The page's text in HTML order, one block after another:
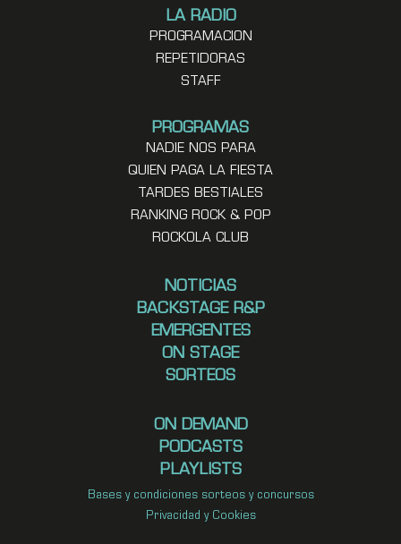
LA RADIO
PROGRAMACION
REPETIDORAS
STAFF
PROGRAMAS
NADIE NOS PARA
QUIEN PAGA LA FIESTA
TARDES BESTIALES
RANKING ROCK & POP
ROCKOLA CLUB
NOTICIAS
BACKSTAGE R&P
EMERGENTES
ON STAGE
SORTEOS
ON DEMAND
PODCASTS
PLAYLISTS
Bases y condiciones sorteos y concursos
Privacidad y Cookies